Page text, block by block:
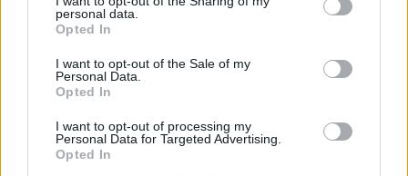
personal data.
Opted In
I want to opt-out of the Sale of my
Personal Data.
Opted In
I want to opt-out of processing my
Personal Data for Targeted Advertising.
Opted In
επικοινωνιακό αφήγημα προς μεσαία τάξη και
μικρομεσαίους επιχειρηματίες. Είμαι Αθήνα και
θα βοηθήσω στην αντεπίθεση όσο μπορώ και
όπως μου υποδείξεις. Στέφανος».
Και συνεχίζει: «Ο ίδιος, σε επικοινωνία του μαζί
Αποδέχομαι τους
και την πολιτική απορρήτου